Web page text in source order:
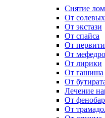
Снятие
От
От экстази
От спайса
От
От
От лирики
От гашиша
От
Лечение
От
От